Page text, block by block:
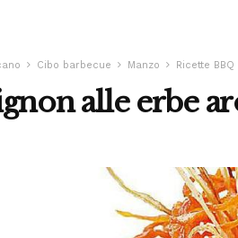
Cibo barbecue Manzo Ricette BBQ
alle erbe